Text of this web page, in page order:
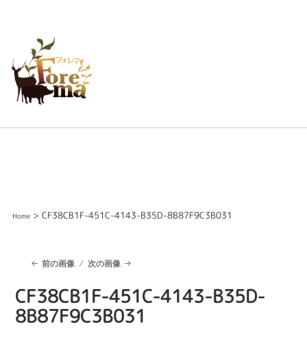
Home> CF38CB1F-451C-4143-B35D-8B87F9C3B031
前の画像 次の画像
CF38CB1F-451C-4143-B35D-
8B87F9C3B031